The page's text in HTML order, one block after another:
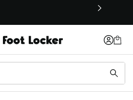
neuen Fenster